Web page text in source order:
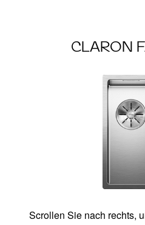
CLARON
Scrollen Sie nach rechts,